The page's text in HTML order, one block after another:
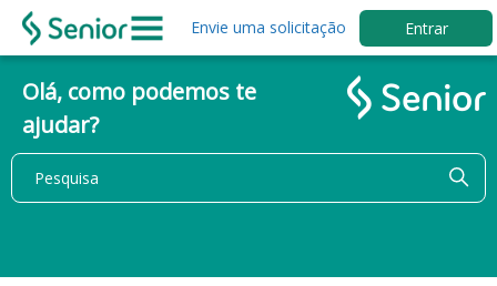
Envie uma solicitação Entrar
Olá, como podemos te
ajudar?